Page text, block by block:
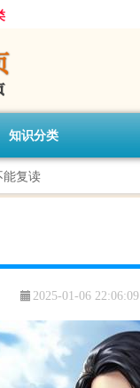
知识分类
复读
2025-01-06 22:06:09